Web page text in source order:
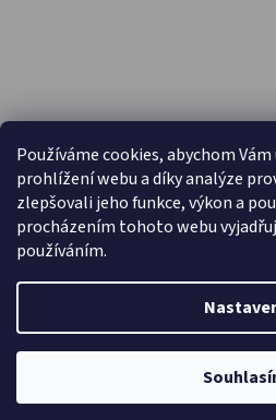
Používáme cookies, abychom
prohlížení webu a díky analýze
zlepšovali jeho funkce, výkon a
procházením tohoto webu
používáním.
PŘIJÍMÁME ONLINE
Vytvořil
Copyright 2026Capáčky.com.